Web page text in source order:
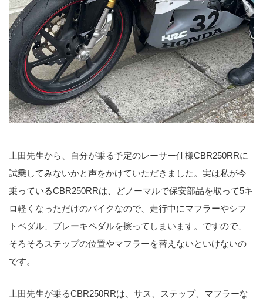
上田先生から、自分が乗る予定のレーサー仕様CBR250RRに
試乗してみないかと声をかけていただきました。実は私が今
乗っているCBR250RRは、どノーマルで保安部品を取って5キ
ロ軽くなっただけのバイクなので、走行中にマフラーやシフ
トペダル、ブレーキペダルを擦ってしまいます。ですので、
そろそろステップの位置やマフラーを替えないといけないの
です。
上田先生が乗るCBR250RRは、サス、ステップ、マフラーな